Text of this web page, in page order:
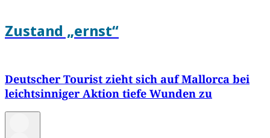
Zustand „ernst“
Deutscher Tourist zieht sich auf Mallorca bei
leichtsinniger Aktion tiefe Wunden zu